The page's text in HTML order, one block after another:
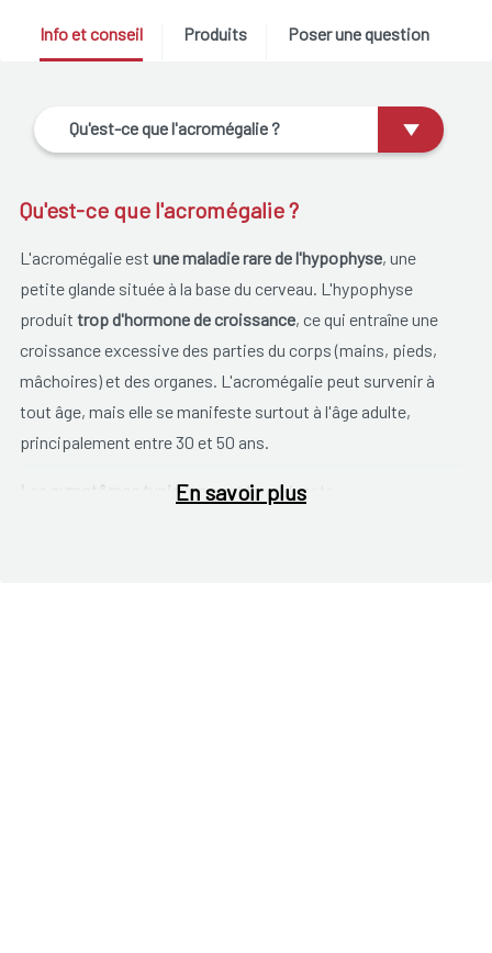
Info et conseil Produits Poser une question
Qu'est-ce que l'acromégalie ?
Qu'est-ce que l'acromégalie ?
L'acromégalie est une maladie rare de l'hypophyse, une
petite glande située à la base du cerveau. L'hypophyse
produit trop d'hormone de croissance, ce qui entraîne une
croissance excessive des parties du corps (mains, pieds,
mâchoires) et des organes. L'acromégalie peut survenir à
tout âge, mais elle se manifeste surtout à l'âge adulte,
principalement entre 30 et 50 ans.
Les symptômes typiquessont les suivants
En savoir plus